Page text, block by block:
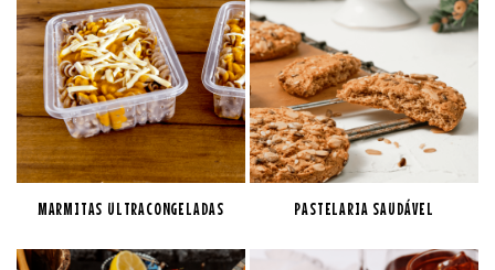
MARMITAS ULTRACONGELADAS PASTELARIA SAUDÁVEL